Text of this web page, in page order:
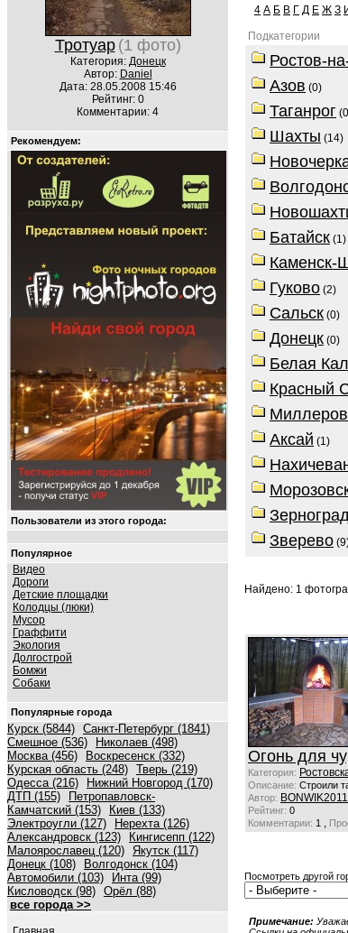
Тротуар (1 фото)
Категория: Донецк
Автор: Daniel
Дата: 28.05.2008 15:46
Рейтинг: 0
Комментарии: 4
Рекомендуем:
Пользователи из этого города:
Популярное
Видео
Дороги
Детские площадки
Колодцы (люки)
Мусор
Граффити
Экология
Долгострой
Бомжи
Собаки
Популярные города
Курск (5844) Санкт-Петербург (1841)
Смешное (536)
Николаев (498)
Москва (456)
Воскресенск (332)
Курская область (248) Тверь (219)
Одесса (216)
Нижний Новгород (170)
ДТП (155)
Петропавловск-
Камчатский (153)
Киев (133)
Электроугли (127)
Нерехта (126)
Александровск (123)
Кингисепп (122)
Малоярославец (120) Якутск (117)
Донецк (108)
Волгодонск (104)
Автомобили (103)
Инта (99)
Кисловодск (98) Орёл (88)
все города >>
4 А Б В Г Д Е Ж З
Подкатегории
Ростов-
Азов (0)
Таганрог
Шахты (14)
Батайск (1)
Каменск-
Гуково (2)
Сальск (0)
Донецк (0)
Белая
Красный
Аксай (1)
Зверево
Найдено: 1
Огонь для
Категория:
Описание: Строили
Автор: BONWIK2011
Рейтинг: 0
Комментарии: 1 ,
Посмотреть другой
Примечание: